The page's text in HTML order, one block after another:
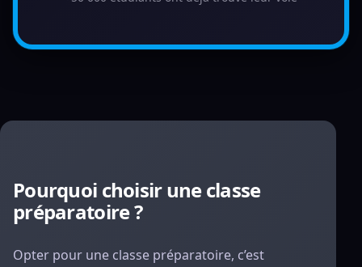
Pourquoi choisir une classe
préparatoire ?
Opter pour une classe préparatoire, c’est